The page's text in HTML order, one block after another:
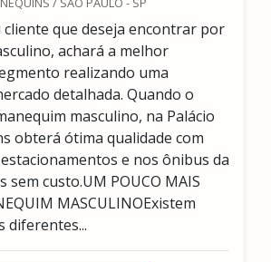
cliente que deseja encontrar por
achará a melhor
realizando uma
detalhada. Quando o
masculino, na Palácio
obterá ótima qualidade com
e nos ônibus da
sem custo.UM POUCO MAIS
MASCULINOExistem
diferentes...